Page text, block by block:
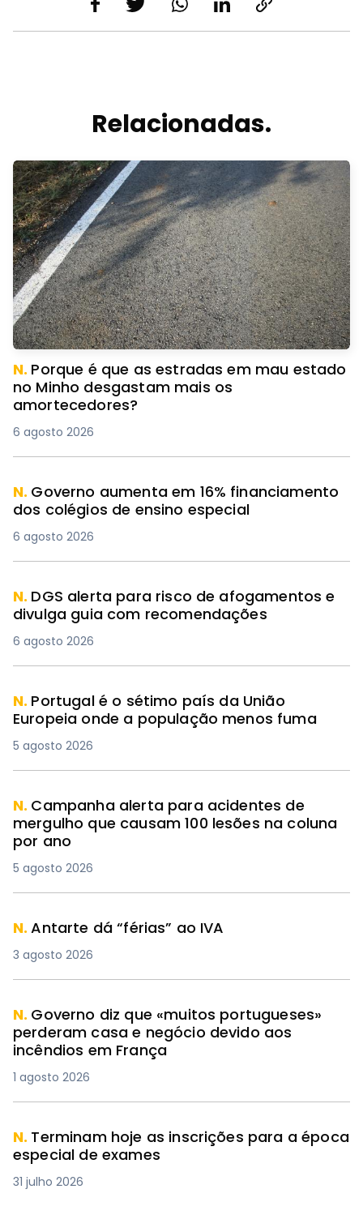
Relacionadas.
N. Porque é que as estradas em mau estado
no Minho desgastam mais os
amortecedores?
6 agosto 2026
N. Governo aumenta em 16% financiamento
dos colégios de ensino especial
6 agosto 2026
N. DGS alerta para risco de afogamentos e
divulga guia com recomendações
6 agosto 2026
N. Portugal é o sétimo país da União
Europeia onde a população menos fuma
5 agosto 2026
N. Campanha alerta para acidentes de
mergulho que causam 100 lesões na coluna
por ano
5 agosto 2026
N.Antarte dá “férias” ao IVA
3 agosto 2026
N. Governo diz que «muitos portugueses»
perderam casa e negócio devido aos
incêndios em França
1 agosto 2026
N. Terminam hoje as inscrições para a época
especial de exames
31 julho 2026